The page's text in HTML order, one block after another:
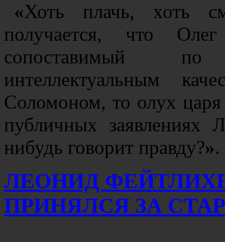
«Хоть плачь, хоть
получается, что
сопоставимый
интеллектуальным
Соломоном, то олух
публичных заявлениях
нибудь говорит правду?».
ЛЕОНИД
ПРИНЯЛСЯ ЗА